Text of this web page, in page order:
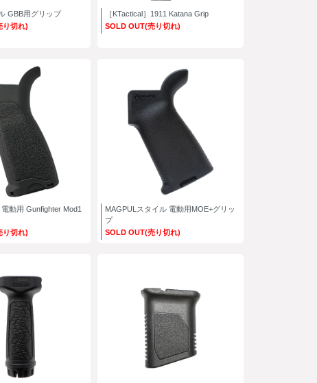
GBB用グリップ
り切れ)
［KTactical］1911 Katana Grip
SOLD OUT(売り切れ)
動用 Gunfighter Mod1
り切れ)
MAGPULスタイル 電動用MOE+グリッ
プ
SOLD OUT(売り切れ)